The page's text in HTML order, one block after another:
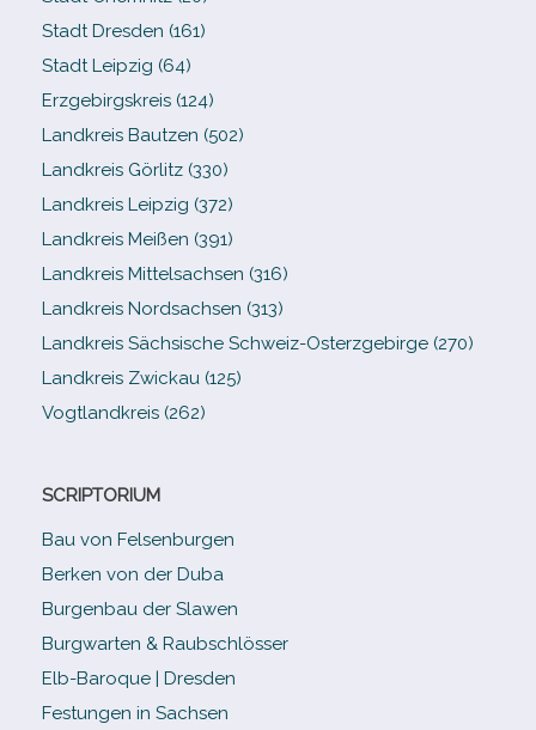
Stadt Dresden (161)
Stadt Leipzig (64)
Erzgebirgskreis (124)
Landkreis Bautzen (502)
Landkreis Görlitz (330)
Landkreis Leipzig (372)
Landkreis Meißen (391)
Landkreis Mittelsachsen (316)
Landkreis Nordsachsen (313)
Landkreis Sächsische Schweiz-​Osterzgebirge (270)
Landkreis Zwickau (125)
Vogtlandkreis (262)
SCRIPTORIUM
Bau von Felsenburgen
Berken von der Duba
Burgenbau der Slawen
Burgwarten & Raubschlösser
Elb-​Baroque | Dresden
Festungen in Sachsen